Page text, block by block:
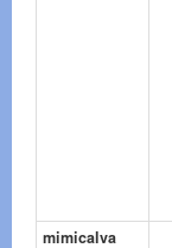
mimicalva